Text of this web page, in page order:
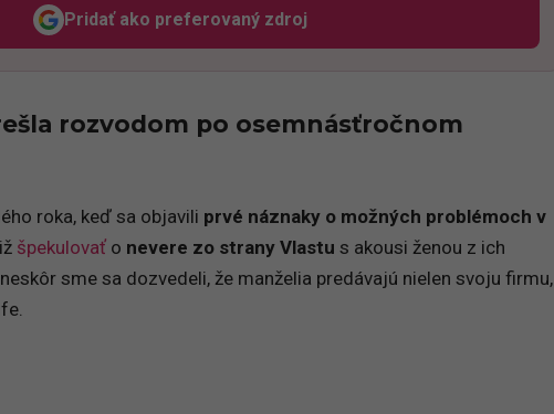
Pridať ako preferovaný zdroj
Odzadu, odkaz sa otvorí v novom okne
rozvodom po osemnásťročnom
roka, keď sa objavili prvé náznaky o možných problémoch v
špekulovať o nevere zo strany Vlastu s akousi ženou z ich
sme sa dozvedeli, že manželia predávajú nielen svoju firmu,